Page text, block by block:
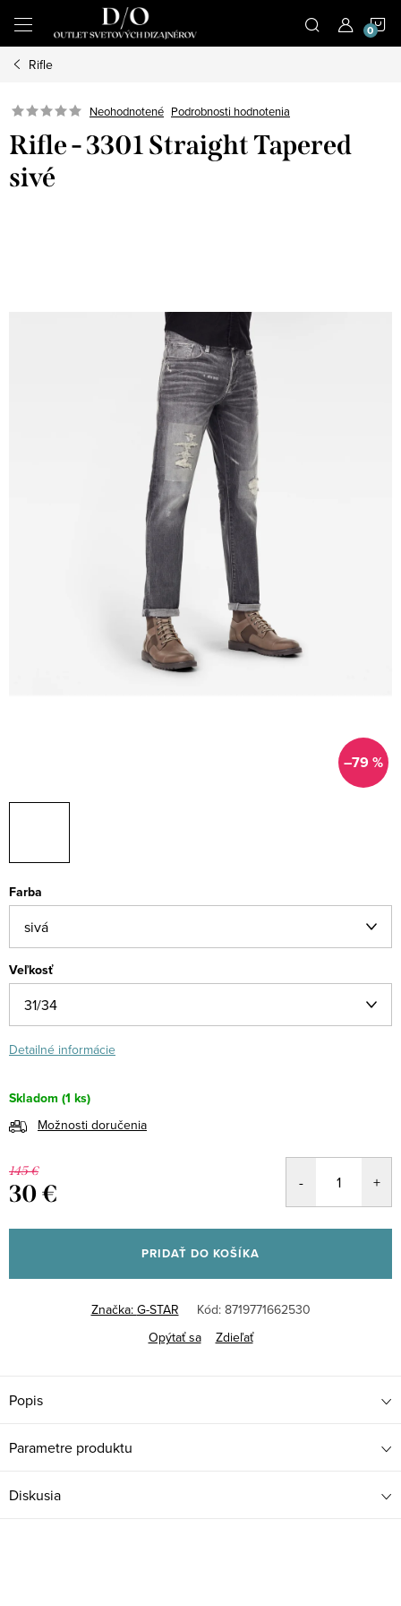
obsah
Rifle
Neohodnotené Podrobnosti hodnotenia
Rifle - 3301 Straight Tapered
sivé
–79 %
Farba
Veľkosť
Detailné informácie
Skladom (1 ks)
Možnosti doručenia
145 €
30 €
cena:
PRIDAŤ DO KOŠÍKA
Značka: G-STAR Kód: 8719771662530
Opýtať sa
Zdieľať
Popis
Parametre produktu
Diskusia